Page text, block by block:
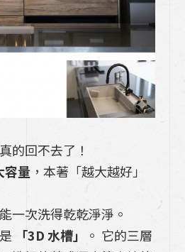
的回不去了！
容量，本著「越大越好」
一次洗得乾乾淨淨。
「3D 水槽」
。 它的三層